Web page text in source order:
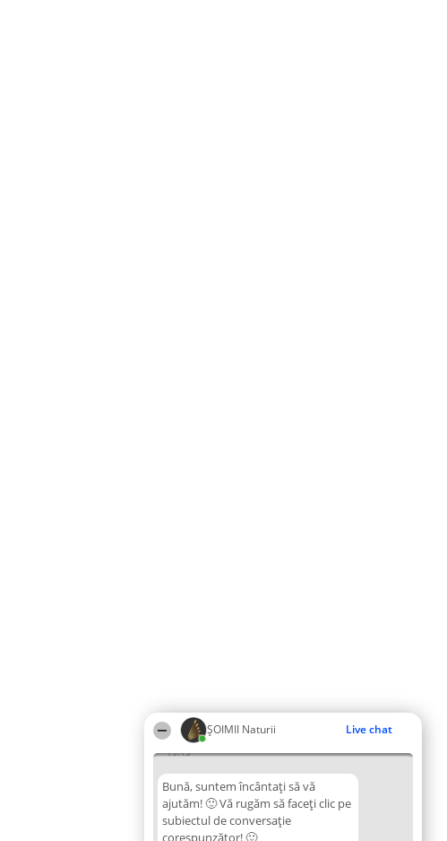
ŞOIMII Naturii Live chat
19:13
Bună, suntem încântați să vă
ajutăm! 🙂 Vă rugăm să faceți clic pe
subiectul de conversație
corespunzător! 🙂